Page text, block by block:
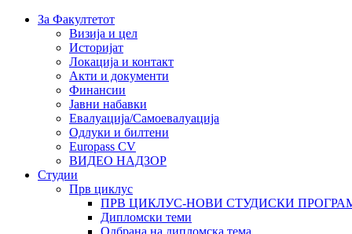
За Факултетот
Визија и цел
Историјат
Локација и контакт
Акти и документи
Финансии
Јавни набавки
Евалуација/Самоевалуација
Одлуки и билтени
Europass CV
ВИДЕО НАДЗОР
Студии
Прв циклус
ПРВ ЦИКЛУС-НОВИ СТУДИСКИ
Дипломски теми
Одбрана на дипломска тема